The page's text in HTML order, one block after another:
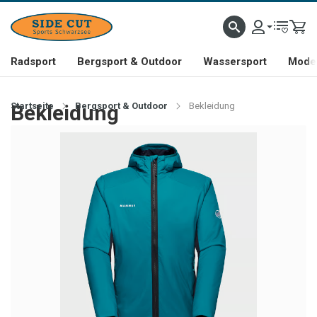
Radsport Bergsport & Outdoor Wassersport
Startseite Bergsport & Outdoor Bekleidung
Bekleidung